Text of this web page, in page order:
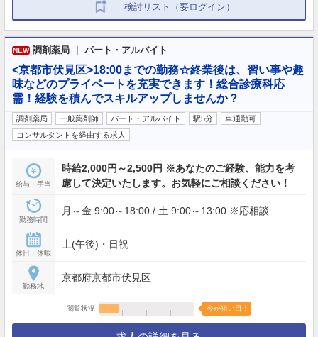
検討リスト（要ログイン）
NEW 調剤薬局 ｜ パート・アルバイト
<京都市伏見区>18:00までの勤務☆終業後は、習い事や趣
味などのプライベートを充実できます！総合診療科応
需！経験を積んでスキルアップしませんか？
調剤薬局 一般薬剤師 パート・アルバイト 駅5分
車通勤可
コンサルタントを経由する求人
給与・手当
時給2,000円～2,500円 ※あなたのご経験、能力を考
慮して決定いたします。お気軽にご相談ください！
勤務時間
月～金 9:00～18:00 / 土 9:00～13:00 ※応相談
休日・休暇
土(午後)・日祝
勤務地
京都府京都市伏見区
閲覧状況 今が狙い目！